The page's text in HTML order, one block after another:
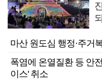
마산 원도심 행정·주거
폭염에 온열질환 등 안
이스' 취소